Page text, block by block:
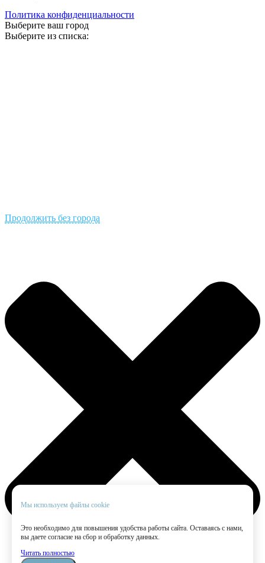
Мы используем файлы cookie
Это необходимо для повышения удобства работы сайта. Оставаясь с нами,
вы даете согласие на сбор и обработку данных.
Читать полностью
Политика конфиденциальности
Выберите ваш город
Выберите из списка:
Продолжить без города